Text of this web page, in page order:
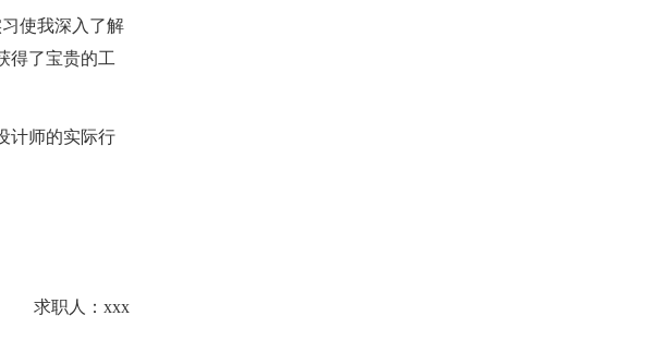
使我深入了解
得了宝贵的工
计师的实际行
求职人：xxx